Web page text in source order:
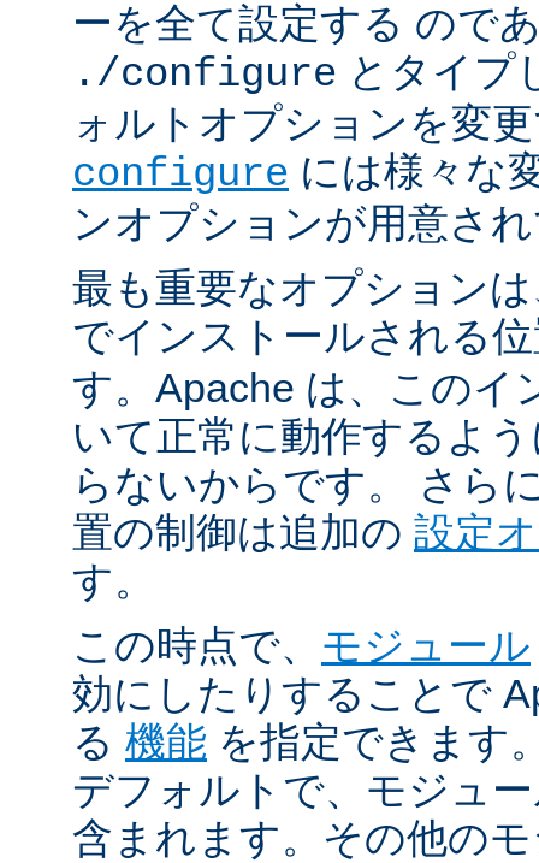
ーを全て設定する ので
./configure とタイプ
ォルトオプションを変
configure には様々な
ンオプションが用意さ
最も重要なオプション
でインストールされる
す。Apache は、このイ
いて正常に動作するよ
らないからです。 さら
置の制御は追加の 設定
す。
この時点で、 モジュール
効にしたりすることで
る 機能 を指定できます
デフォルトで、モジュ
含まれます。その他の